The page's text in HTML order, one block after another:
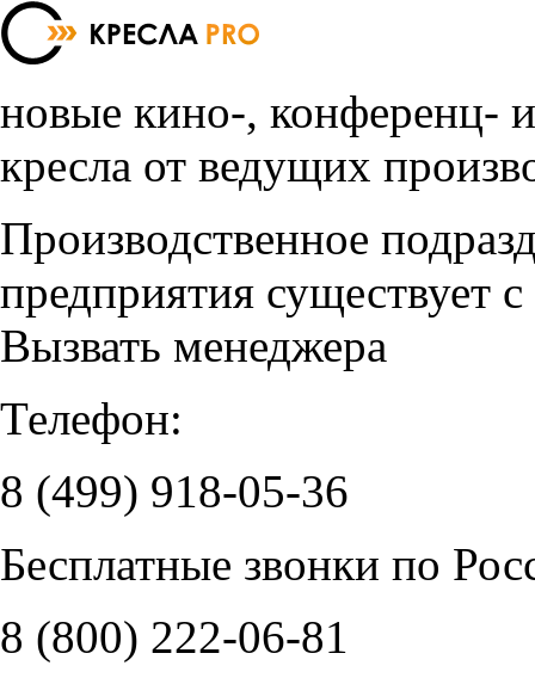
новые кино-, конференц-
кресла от ведущих
Производственное
предприятия существует
Вызвать менеджера
Телефон:
8 (499) 918-05-36
Бесплатные звонки по
8 (800) 222-06-81